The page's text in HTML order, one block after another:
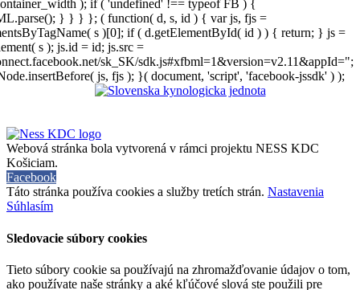
); if ( 'undefined' !== typeof FB ) {
} } } }; ( function( d, s, id ) { var js, fjs =
s )[0]; if ( d.getElementById( id ) ) { return; } js =
s ); js.id = id; js.src =
sk_SK/sdk.js#xfbml=1&version=v2.11&appId=";
js, fjs ); }( document, 'script', 'facebook-jssdk' ) );
Webová stránka bola vytvorená v rámci projektu NESS KDC
Košiciam.
Facebook
Táto stránka používa cookies a služby tretích strán. Nastavenia
Súhlasím
Sledovacie súbory cookies
Tieto súbory cookie sa používajú na zhromažďovanie údajov o tom,
ako používate naše stránky a aké kľúčové slová ste použili pre